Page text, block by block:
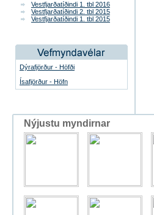
Vestfjarðatíðindi 1. tbl 2016
Vestfjarðatíðindi 2. tbl 2015
Vestfjarðatíðindi 1. tbl 2015
Dýrafjörður - Höfði
Ísafjörður - Höfn
Nýjustu myndirnar